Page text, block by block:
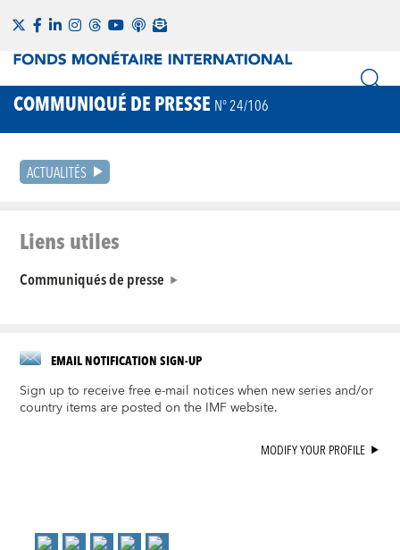
COMMUNIQUÉ DE PRESSE N° 24/106
ACTUALITÉS
Liens utiles
Communiqués de presse
EMAIL NOTIFICATION SIGN-UP
Sign up to receive free e-mail notices when new series and/or
country items are posted on the IMF website.
MODIFY YOUR PROFILE